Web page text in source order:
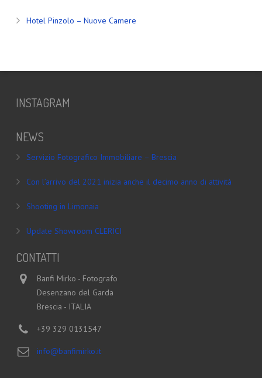
Hotel Pinzolo – Nuove Camere
INSTAGRAM
NEWS
Servizio Fotografico Immobiliare – Brescia
Con l’arrivo del 2021 inizia anche il decimo anno di attività
Shooting in Limonaia
Update Showroom CLERICI
CONTATTI
Banfi Mirko - Fotografo
Desenzano del Garda
Brescia - ITALIA
+39 329 0131547
info@banfimirko.it